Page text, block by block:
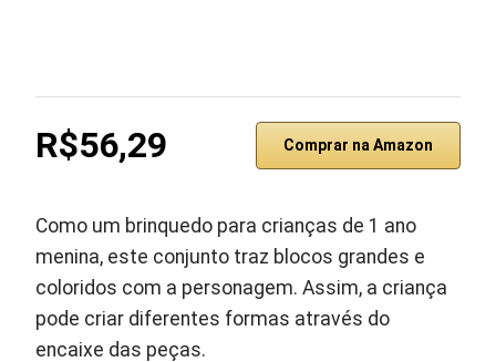
R$56,29 Comprar na Amazon
Como um brinquedo para crianças de 1 ano
menina, este conjunto traz blocos grandes e
coloridos com a personagem. Assim, a criança
pode criar diferentes formas através do
encaixe das peças.